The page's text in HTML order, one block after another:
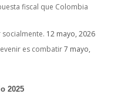
fiscal que Colombia
12 mayo, 2026
es combatir7 mayo,
2025